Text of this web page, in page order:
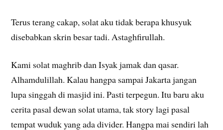
Terus terang cakap, solat aku tidak berapa khusyuk
disebabkan skrin besar tadi. Astaghfirullah.
Kami solat maghrib dan Isyak jamak dan qasar.
Alhamdulillah. Kalau hangpa sampai Jakarta jangan
lupa singgah di masjid ini. Pasti terpegun. Itu baru aku
cerita pasal dewan solat utama, tak story lagi pasal
tempat wuduk yang ada divider. Hangpa mai sendiri lah